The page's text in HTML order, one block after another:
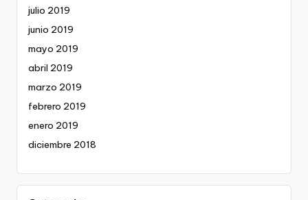
julio 2019
junio 2019
mayo 2019
abril 2019
marzo 2019
febrero 2019
enero 2019
diciembre 2018